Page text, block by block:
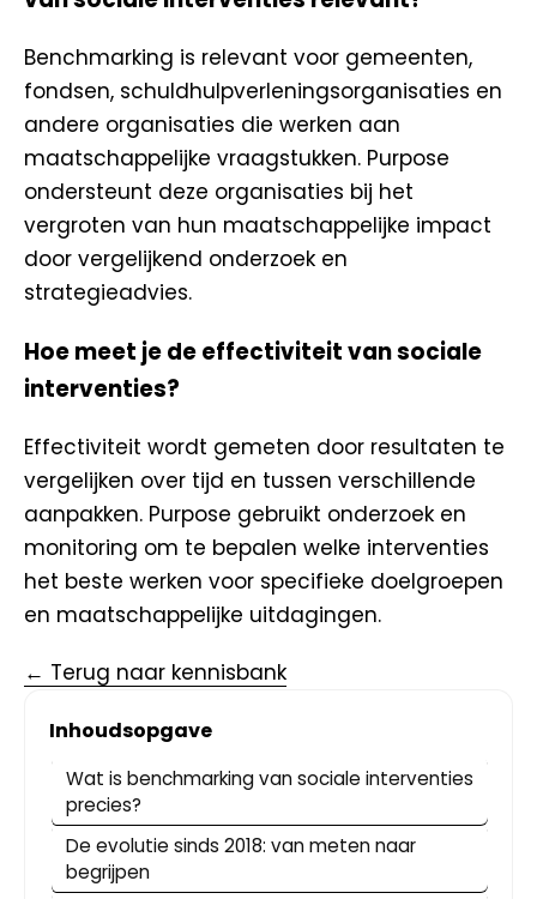
Benchmarking is relevant voor gemeenten,
fondsen, schuldhulpverleningsorganisaties en
andere organisaties die werken aan
maatschappelijke vraagstukken. Purpose
ondersteunt deze organisaties bij het
vergroten van hun maatschappelijke impact
door vergelijkend onderzoek en
strategieadvies.
Hoe meet je de effectiviteit van sociale
interventies?
Effectiviteit wordt gemeten door resultaten te
vergelijken over tijd en tussen verschillende
aanpakken. Purpose gebruikt onderzoek en
monitoring om te bepalen welke interventies
het beste werken voor specifieke doelgroepen
en maatschappelijke uitdagingen.
← Terug naar kennisbank
Inhoudsopgave
Wat is benchmarking van sociale interventies
precies?
De evolutie sinds 2018: van meten naar
begrijpen